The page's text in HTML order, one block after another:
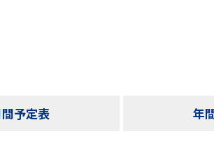
予定表 年